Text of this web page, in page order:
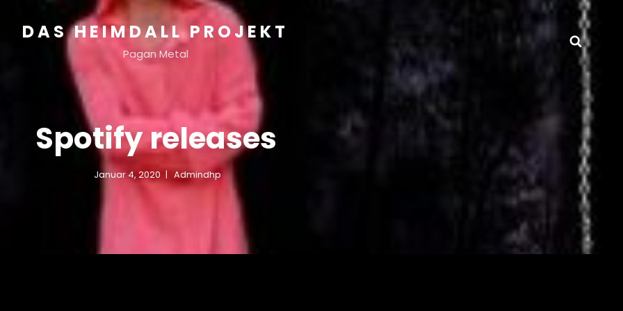
DAS HEIMDALL PROJEKT
Pagan Metal
Spotify releases
Januar 4, 2020 Admindhp